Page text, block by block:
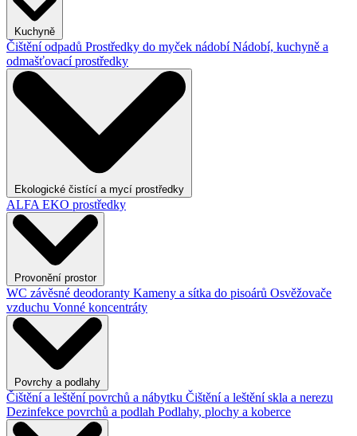
Kuchyně
Čištění odpadů Prostředky do myček nádobíNádobí, kuchyně a
odmašťovací prostředky
Ekologické čistící a mycí prostředky
ALFA EKO prostředky
Provonění prostor
WC závěsné deodoranty Kameny a sítka do pisoárů Osvěžovače
vzduchu Vonné koncentráty
Povrchy a podlahy
Čištění a leštění povrchů a nábytku Čištění a leštění skla a nerezu
Dezinfekce povrchů a podlah Podlahy, plochy a koberce